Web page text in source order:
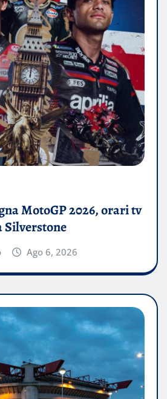
MotoGP 2026, orari tv
Silverstone
Ago 6, 2026